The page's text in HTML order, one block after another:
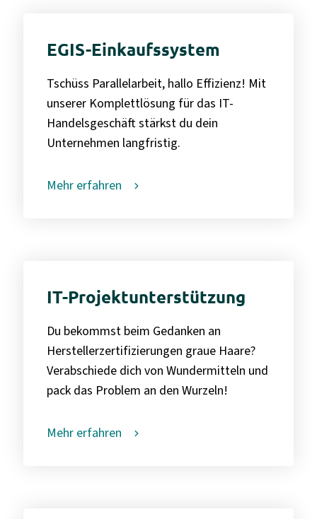
EGIS-Einkaufssystem
Tschüss Parallelarbeit, hallo Effizienz! Mit
unserer Komplettlösung für das IT-
Handelsgeschäft stärkst du dein
Unternehmen langfristig.
Mehr erfahren
IT-Projektunterstützung
Du bekommst beim Gedanken an
Herstellerzertifizierungen graue Haare?
Verabschiede dich von Wundermitteln und
pack das Problem an den Wurzeln!
Mehr erfahren